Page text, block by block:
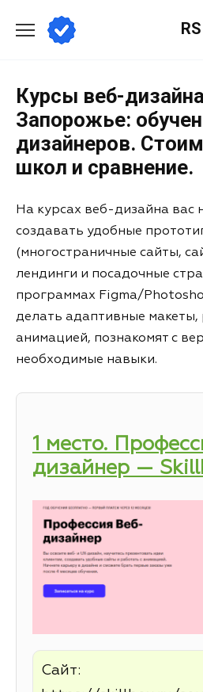
RS
Курсы веб-
Запорожье:
дизайнеров.
школ и сравнение.
На курсах веб-дизайна вас
создавать удобные
(многостраничные сайты,
лендинги и посадочные
программах Figma/
делать адаптивные макеты,
анимацией, познакомят с
необходимые навыки.
1 место.
дизайнер —
Сайт: